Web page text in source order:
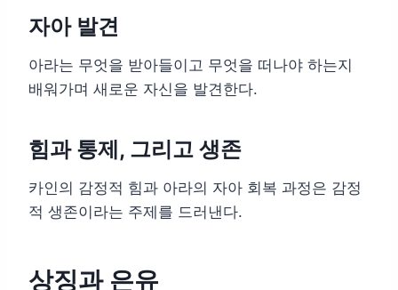
자아 발견
아라는 무엇을 받아들이고 무엇을 떠나야 하는지
배워가며 새로운 자신을 발견한다.
힘과 통제, 그리고 생존
카인의 감정적 힘과 아라의 자아 회복 과정은 감정
적 생존이라는 주제를 드러낸다.
상징과 은유